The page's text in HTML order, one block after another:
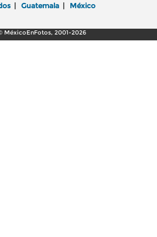
| Guatemala | México
MéxicoEnFotos, 2001-2026